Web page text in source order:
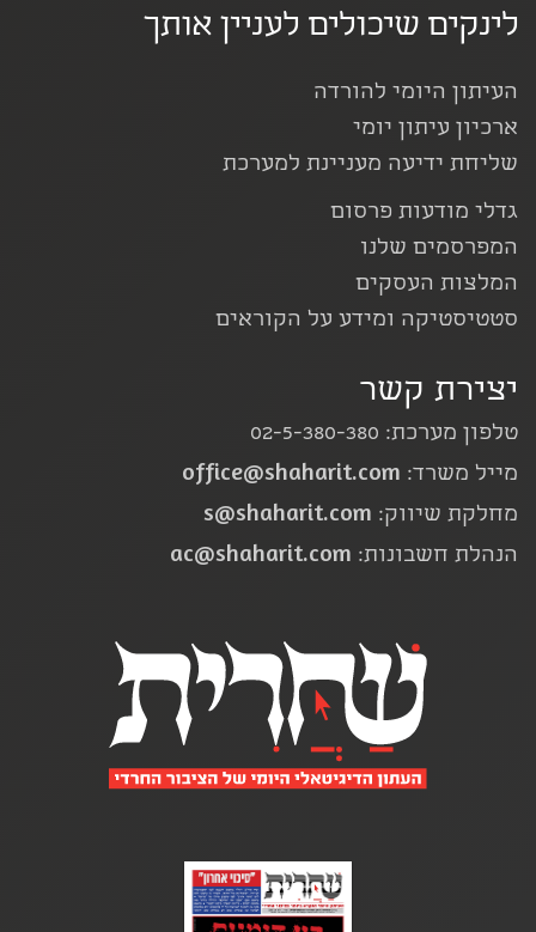
לינקים שיכולים לעניין אותך
העיתון היומי להורדה
ארכיון עיתון יומי
שליחת ידיעה מעניינת למערכת
גדלי מודעות פרסום
המפרסמים שלנו
המלצות העסקים
סטטיסטיקה ומידע על הקוראים
יצירת קשר
טלפון מערכת: 02-5-380-380
מייל משרד: office@shaharit.com
מחלקת שיווק: s@shaharit.com
הנהלת חשבונות: ac@shaharit.com